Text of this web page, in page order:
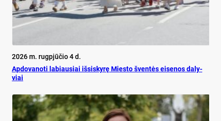
2026 m. rugpjūčio 4 d.
Ap­do­va­no­ti la­biau­siai iš­si­sky­rę Mies­to šven­tės ei­se­nos da­ly­
viai